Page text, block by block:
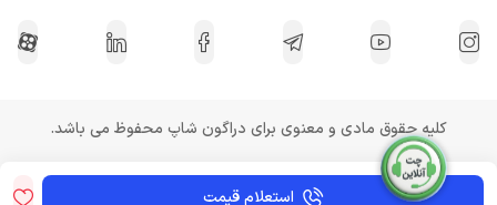
استعلام قیمت
کلیه حقوق مادی و معنوی برای دراگون شاپ محفوظ می باشد.